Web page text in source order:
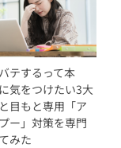
テするって本
気をつけたい3大
目もと専用「ア
ー」対策を専門
みた